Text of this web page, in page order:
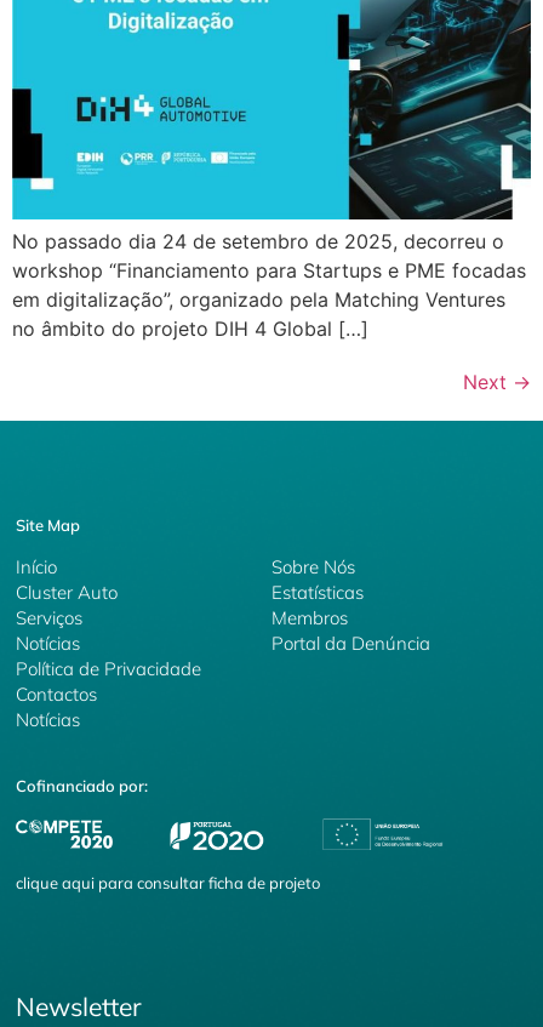
No passado dia 24 de setembro de 2025, decorreu o
workshop “Financiamento para Startups e PME focadas
em digitalização”, organizado pela Matching Ventures
no âmbito do projeto DIH 4 Global […]
Next →
Site Map
Início
Cluster Auto
Serviços
Sobre Nós
Estatísticas
Membros
Notícias
Política de Privacidade
Portal da Denúncia
Contactos
Notícias
Cofinanciado por:
cliqueaqui para consultar ficha de projeto
Newsletter